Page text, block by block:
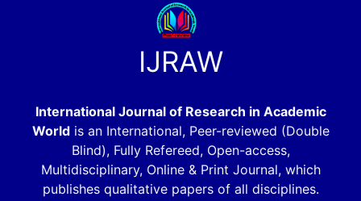
IJRAW
International Journal of Research in Academic
Worldis an International, Peer-reviewed (Double
Blind), Fully Refereed, Open-access,
Multidisciplinary, Online & Print Journal, which
publishes qualitative papers of all disciplines.